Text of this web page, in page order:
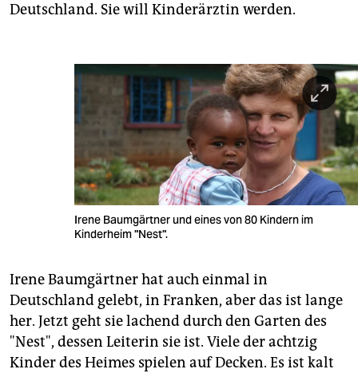
Deutschland. Sie will Kinderärztin werden.
Irene Baumgärtner und eines von 80 Kindern im
Kinderheim "Nest".
Irene Baumgärtner hat auch einmal in
Deutschland gelebt, in Franken, aber das ist lange
her. Jetzt geht sie lachend durch den Garten des
"Nest", dessen Leiterin sie ist. Viele der achtzig
Kinder des Heimes spielen auf Decken. Es ist kalt